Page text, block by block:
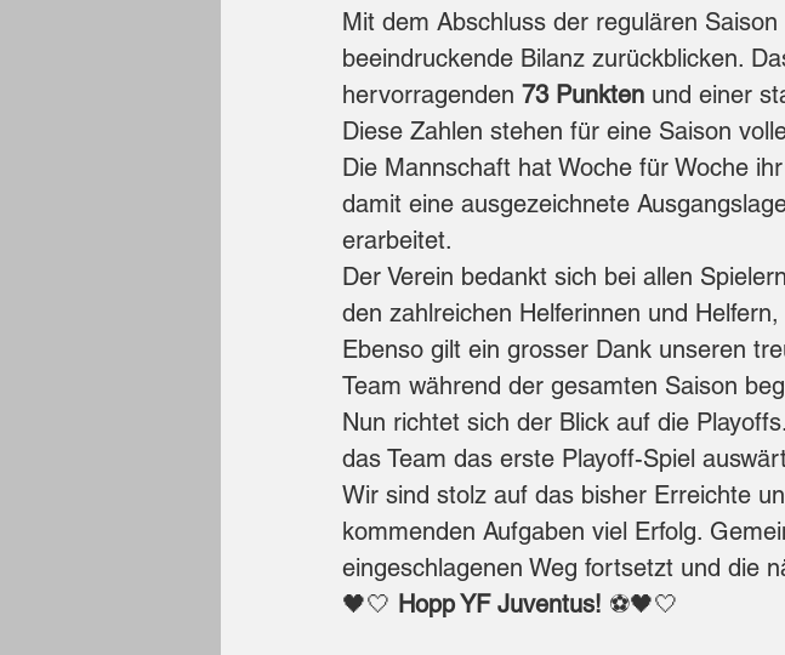
Mit dem Abschluss der regulären
beeindruckende Bilanz zurückblicken.
hervorragenden 73 Punkten und einer
Diese Zahlen stehen für eine Saison
Die Mannschaft hat Woche für Woche
damit eine ausgezeichnete
erarbeitet.
Der Verein bedankt sich bei allen
den zahlreichen Helferinnen und
Ebenso gilt ein grosser Dank unseren
Team während der gesamten Saison
Nun richtet sich der Blick auf die
das Team das erste Playoff-Spiel
Wir sind stolz auf das bisher Erreichte
kommenden Aufgaben viel Erfolg.
eingeschlagenen Weg fortsetzt und die
🖤🤍 Hopp YF Juventus! ⚽️🖤🤍